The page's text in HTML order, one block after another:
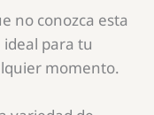
no conozca esta
para tu
momento.